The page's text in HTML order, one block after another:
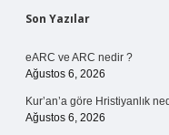
Sidebar
Son Yazılar
eARC ve ARC nedir ?
Ağustos 6, 2026
Kur’an’a göre Hristiyanlık
Ağustos 6, 2026